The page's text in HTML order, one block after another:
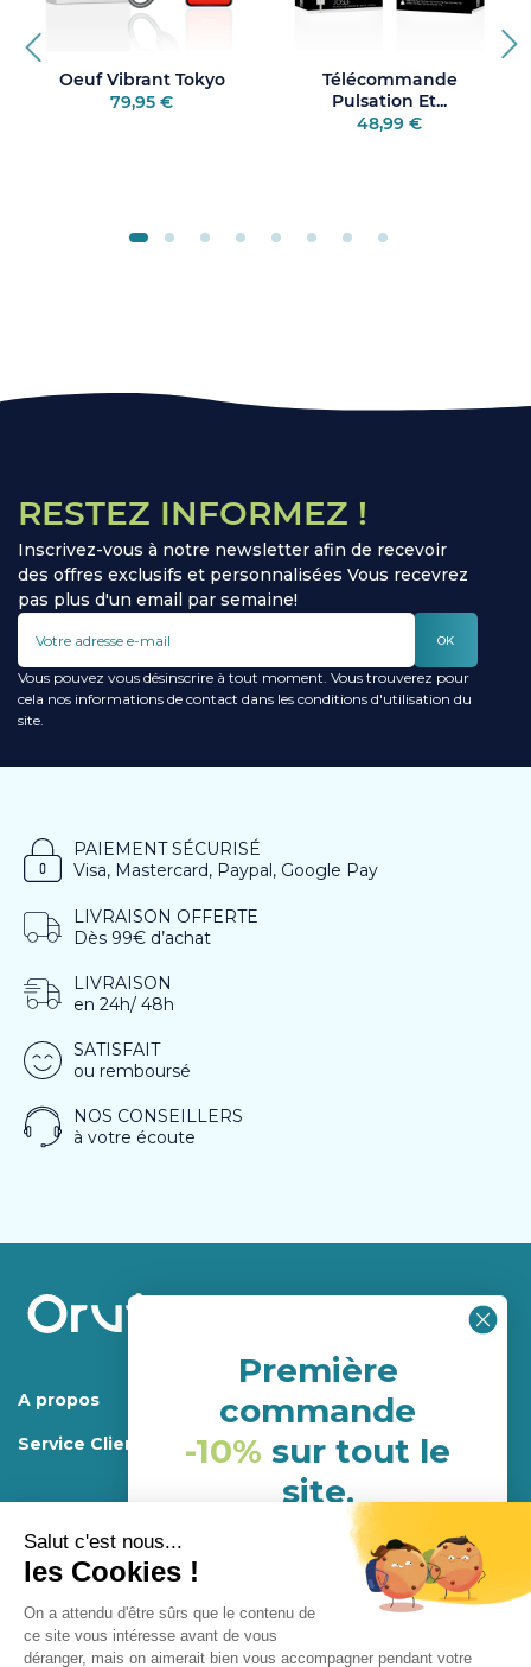
Oeuf Vibrant Tokyo
79,95 €
Télécommande
Pulsation Et...
48,99 €
RESTEZ INFORMEZ !
Inscrivez-vous à notre newsletter afin de recevoir
des offres exclusifs et personnalisées Vous recevrez
pas plus d'un email par semaine!
OK
Vous pouvez vous désinscrire à tout moment. Vous trouverez pour
cela nos informations de contact dans les conditions d'utilisation du
site.
PAIEMENT SÉCURISÉ
Visa, Mastercard, Paypal, Google Pay
LIVRAISON OFFERTE
Dès 99€ d’achat
LIVRAISON
en 24h/ 48h
SATISFAIT
ou remboursé
NOS CONSEILLERS
à votre écoute
A propos
Service Client
Conditions générales d’utilisations et de ventes
Confidentialité
Première
commande
-10% sur tout le
site.
(hors porduits déja en
promotion)
NHH24P6G